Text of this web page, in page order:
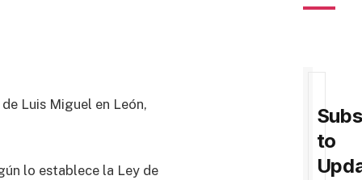
Luis Miguel en León,
lo establece la Ley de
to